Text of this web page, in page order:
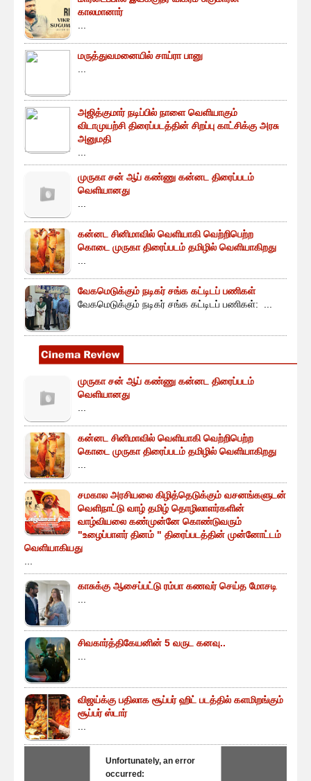
காலமானார்
மருத்துவமனையில் சாய்ரா பானு
அஜித்குமார் நடிப்பில் நாளை வெளியாகும்
விடாமுயற்சி திரைப்படத்தின் சிறப்பு காட்சிக்கு அரசு
அனுமதி
முருகா சன் ஆப் கண்ணு கன்னட திரைப்படம்
வெளியானது
கன்னட சினிமாவில் வெளியாகி வெற்றிபெற்ற
கொடை முருகா திரைப்படம் தமிழில் வெளியாகிறது
வேகமெடுக்கும் நடிகர் சங்க கட்டிடப் பணிகள்
வேகமெடுக்கும் நடிகர் சங்க கட்டிடப் பணிகள்: ...
முருகா சன் ஆப் கண்ணு கன்னட திரைப்படம்
வெளியானது
கன்னட சினிமாவில் வெளியாகி வெற்றிபெற்ற
கொடை முருகா திரைப்படம் தமிழில் வெளியாகிறது
சமகால அரசியலை கிழித்தெடுக்கும் வசனங்களுடன்
வெளிநாட்டு வாழ் தமிழ் தொழிலாளர்களின்
வாழ்வியலை கண்முன்னே கொண்டுவரும்
"உழைப்பாளர் தினம் " திரைப்படத்தின் முன்னோட்டம்
வெளியாகியது
காசுக்கு ஆசைப்பட்டு ரம்பா கணவர் செய்த மோசடி
சிவகார்த்திகேயனின் 5 வருட கனவு..
விஜய்க்கு பதிலாக சூப்பர் ஹிட் படத்தில் களமிறங்கும்
சூப்பர் ஸ்டார்
Unfortunately, an error
occurred: